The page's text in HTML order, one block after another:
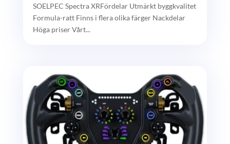
SOELPEC Spectra XRFördelar Utmärkt byggkvalitet
Formula-ratt Finns i flera olika färger Nackdelar
Höga priser Vårt...